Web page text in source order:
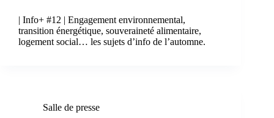
| Info+ #12 | Engagement environnemental,
transition énergétique, souveraineté alimentaire,
logement social… les sujets d’info de l’automne.
Salle de presse